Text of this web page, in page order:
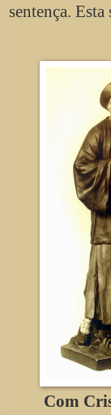
sentença.
Com